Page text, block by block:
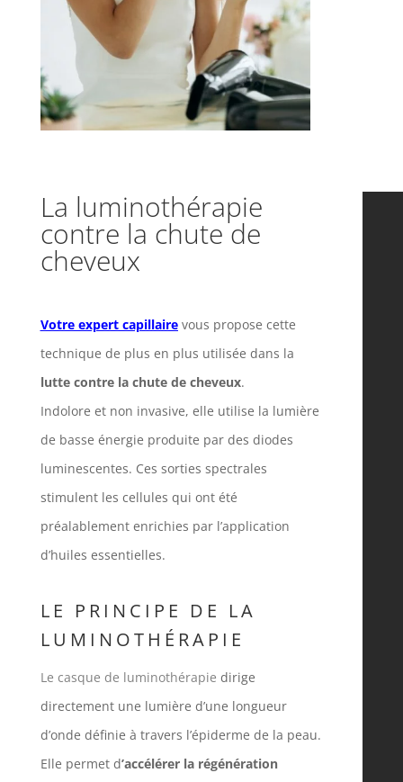
La luminothérapie
contre la chute de
cheveux
Votre expert capillairevous propose cette
technique de plus en plus utilisée dans la
lutte contre la chute de cheveux.
Indolore et non invasive, elle utilise la lumière
de basse énergie produite par des diodes
luminescentes. Ces sorties spectrales
stimulent les cellules qui ont été
préalablement enrichies par l’application
d’huiles essentielles.
LE PRINCIPE DE LA
LUMINOTHÉRAPIE
Le casque de luminothérapie dirige
directement une lumière d’une longueur
d’onde définie à travers l’épiderme de la peau.
Elle permet d’accélérer la régénération